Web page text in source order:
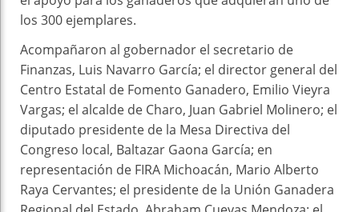
los 300 ejemplares.
Acompañaron al gobernador el secretario de
Finanzas, Luis Navarro García; el director general del
Centro Estatal de Fomento Ganadero, Emilio Vieyra
Vargas; el alcalde de Charo, Juan Gabriel Molinero; el
diputado presidente de la Mesa Directiva del
Congreso local, Baltazar Gaona García; en
representación de FIRA Michoacán, Mario Alberto
Raya Cervantes; el presidente de la Unión Ganadera